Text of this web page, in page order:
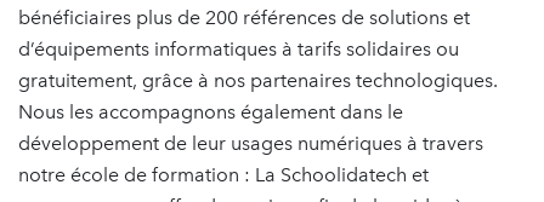
bénéficiaires plus de 200 références de solutions et
d’équipements informatiques à tarifs solidaires ou
gratuitement, grâce à nos partenaires technologiques.
Nous les accompagnons également dans le
développement de leur usages numériques à travers
notre école de formation : La Schoolidatech et